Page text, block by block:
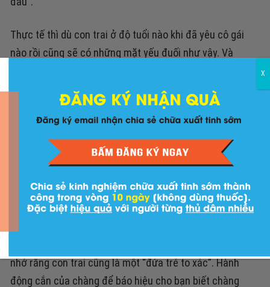
Thực tế thì dù con trai ở độ tuổi nào khi đã yêu cô gái
nào rồi cũng sẽ có những mặt yếu đuối như vậy. Và
được nàng quan tâm, an ủi, chăm sóc và dỗ dành. Tình
yêu có sức mạnh lớn đến mức biến một chàng trai cao
to trở thành một đứa trẻ hay nhõng nhẽo, nũng niu.;
biến một cô gái mỏng manh, nhẹ nhàng trở thành một
người phụ nữ mạnh mẽ.
Chàng hay cắn bạn
nhớ rằng con trai cũng là một “đứa trẻ to xác”. Hành
động cắn của chàng để báo hiệu cho bạn biết chàng
X